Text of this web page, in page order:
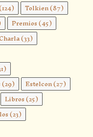
Tolkien(87)
Premios(45)
(33)
(29) Estelcon(27)
Libros(25)
(23)